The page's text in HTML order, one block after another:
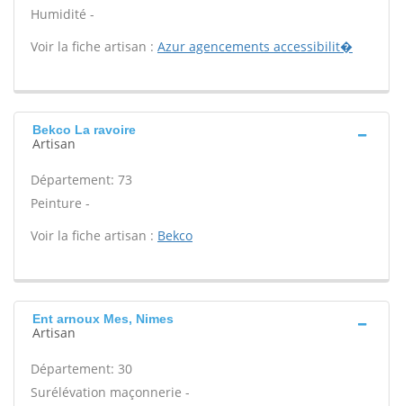
Humidité -
Voir la fiche artisan : Azur agencements accessibilit�
Bekco La ravoire
Artisan
Département: 73
Peinture -
Voir la fiche artisan : Bekco
Ent arnoux Mes, Nimes
Artisan
Département: 30
Surélévation maçonnerie -